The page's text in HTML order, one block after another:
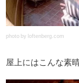
photo by loftenberg.com
屋上にはこんな素